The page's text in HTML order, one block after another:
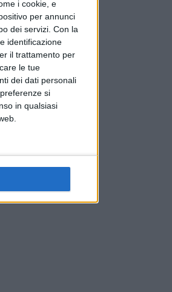
i cookie, e
per annunci
dei servizi. Con la
identificazione
il trattamento per
le tue
dei dati personali
si
in qualsiasi